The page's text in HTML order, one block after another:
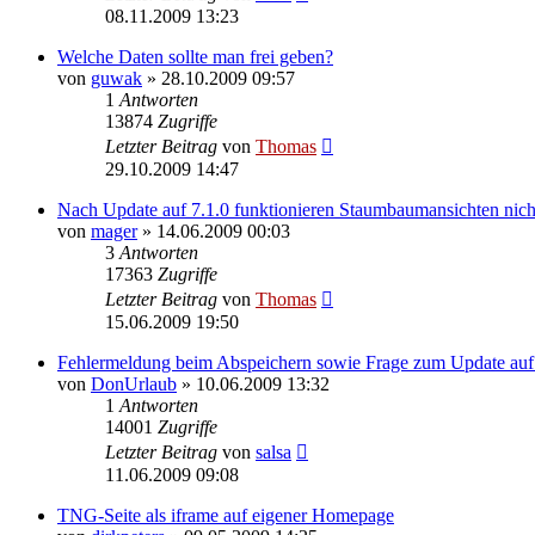
08.11.2009 13:23
Welche Daten sollte man frei geben?
von guwak » 28.10.2009 09:57
1 Antworten
13874 Zugriffe
Letzter Beitrag von Thomas
29.10.2009 14:47
Nach Update auf 7.1.0 funktionieren Staumbaumansichten
von mager» 14.06.2009 00:03
3 Antworten
17363 Zugriffe
Letzter Beitrag von Thomas
15.06.2009 19:50
Fehlermeldung beim Abspeichern sowie Frage zum Update
von DonUrlaub » 10.06.2009 13:32
1 Antworten
14001 Zugriffe
Letzter Beitrag von salsa
11.06.2009 09:08
TNG-Seite als iframe auf eigener Homepage